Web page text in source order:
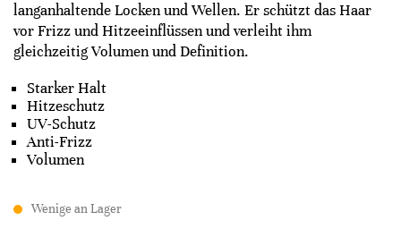
langanhaltende Locken und Wellen. Er schützt das Haar
vor Frizz und Hitzeeinflüssen und verleiht ihm
gleichzeitig Volumen und Definition.
Starker Halt
Hitzeschutz
UV-Schutz
Anti-Frizz
Volumen
Wenige an Lager